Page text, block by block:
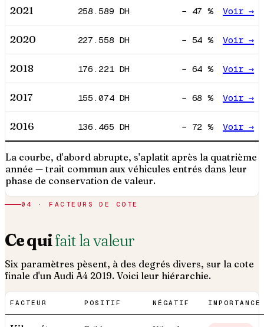
2021 258.589 DH − 47 % Voir →
2020 227.558 DH − 54 % Voir →
2018 176.221DH − 64 % Voir →
2017 155.074DH − 68 % Voir →
2016 136.465 DH − 72 % Voir →
La courbe, d'abord abrupte, s'aplatit après la quatrième
année — trait commun aux véhicules entrés dans leur
phase de conservation de valeur.
04 · FACTEURS DE COTE
Ce quifait la valeur
Six paramètres pèsent, à des degrés divers, sur la cote
finale d'un Audi A4 2019. Voici leur hiérarchie.
FACTEUR POSITIF NÉGATIF IMPORTANCE